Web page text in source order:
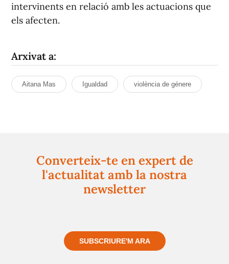
intervinents en relació amb les actuacions que
els afecten.
Arxivat a:
Aitana Mas Igualdad violència de génere
Converteix-te en expert de
l'actualitat amb la nostra
newsletter
SUBSCRIURE'M ARA